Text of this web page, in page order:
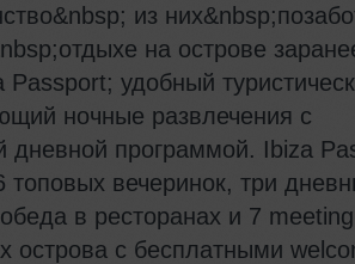
из
на острове
Passport; удобный
ночные развлечения с
дневной программой. Ibiza
топовых вечеринок, три
в ресторанах и 7
острова с бесплатными